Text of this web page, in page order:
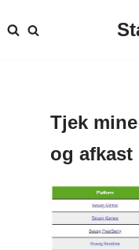
Tjek
og afkast